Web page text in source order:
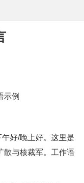
示例
好/晚上好。这里是
散与核裁军。工作语